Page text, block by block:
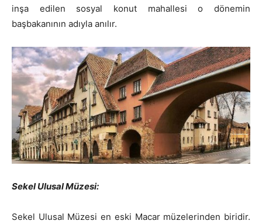
inşa edilen sosyal konut mahallesi o dönemin
başbakanının adıyla anılır.
Sekel Ulusal Müzesi:
Sekel Ulusal Müzesi en eski Macar müzelerinden biridir.